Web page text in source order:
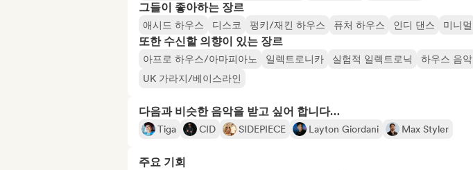
그들이 좋아하는 장르
애시드 하우스 디스코 펑키/재킨 하우스 퓨처 하우스 인디 댄스 미니멀
또한 수신할 의향이 있는 장르
아프로 하우스/아마피아노 일렉트로니카 실험적 일렉트로닉
하우스 음악
UK 가라지/베이스라인
다음과 비슷한 음악을 받고 싶어 합니다…
Tiga CID SIDEPIECE Layton Giordani Max Styler
주요 기회